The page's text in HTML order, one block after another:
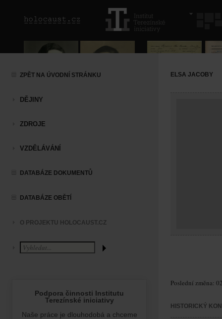
ZPĚT NA ÚVODNÍ STRÁNKU
DĚJINY
ZDROJE
VZDĚLÁVÁNÍ
DATABÁZE DOKUMENTŮ
DATABÁZE OBĚTÍ
O PROJEKTU HOLOCAUST.CZ
ELSA JACOBY
Poslední změna:
HISTORICKÝ